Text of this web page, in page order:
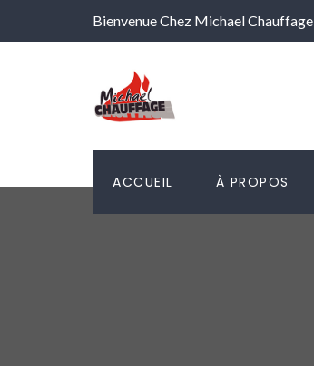
Bienvenue Chez Michael Chauffage
ACCUEIL À PROPOS